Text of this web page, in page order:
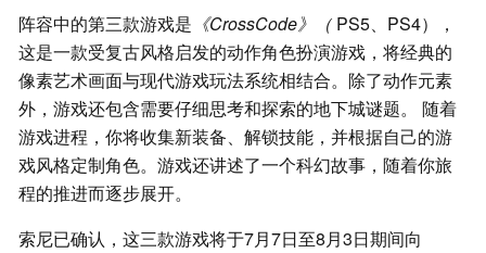
阵容中的第三款游戏是 《CrossCode》（ PS5、PS4），
这是一款受复古风格启发的动作角色扮演游戏，将经典的
像素艺术画面与现代游戏玩法系统相结合。除了动作元素
外，游戏还包含需要仔细思考和探索的地下城谜题。 随着
游戏进程，你将收集新装备、解锁技能，并根据自己的游
戏风格定制角色。游戏还讲述了一个科幻故事，随着你旅
程的推进而逐步展开。
索尼已确认，这三款游戏将于7月7日至8月3日期间向